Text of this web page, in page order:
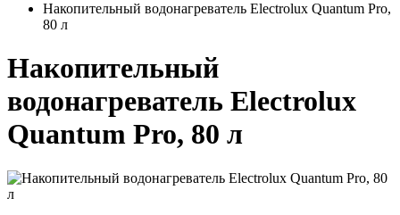
Накопительный водонагреватель Electrolux Quantum Pro,
80 л
Накопительный
водонагреватель Electrolux
Quantum Pro, 80 л